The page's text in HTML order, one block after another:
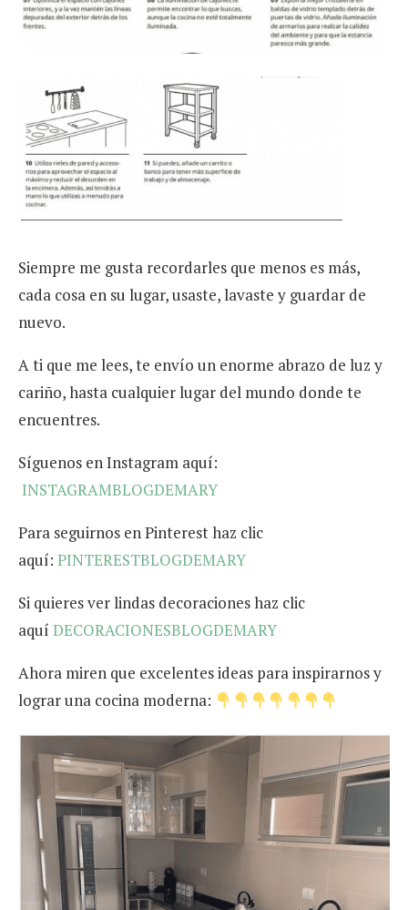
Siempre me gusta recordarles que menos es más,
cada cosa en su lugar, usaste, lavaste y guardar de
nuevo.
A ti que me lees, te envío un enorme abrazo de luz y
cariño, hasta cualquier lugar del mundo donde te
encuentres.
Síguenos en Instagram aquí:
INSTAGRAMBLOGDEMARY
Para seguirnos en Pinterest haz clic
aquí: PINTERESTBLOGDEMARY
Si quieres ver lindas decoraciones haz clic
aquí DECORACIONESBLOGDEMARY
Ahora miren que excelentes ideas para inspirarnos y
lograr una cocina moderna: